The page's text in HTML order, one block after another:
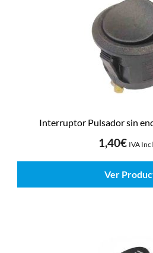
Interruptor Pulsador sin
1,40€ IVA
Ver